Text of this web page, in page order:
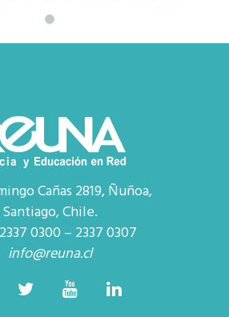
Cañas 2819, Ñuñoa,
Santiago, Chile.
0300 – 2337 0307
info@reuna.cl